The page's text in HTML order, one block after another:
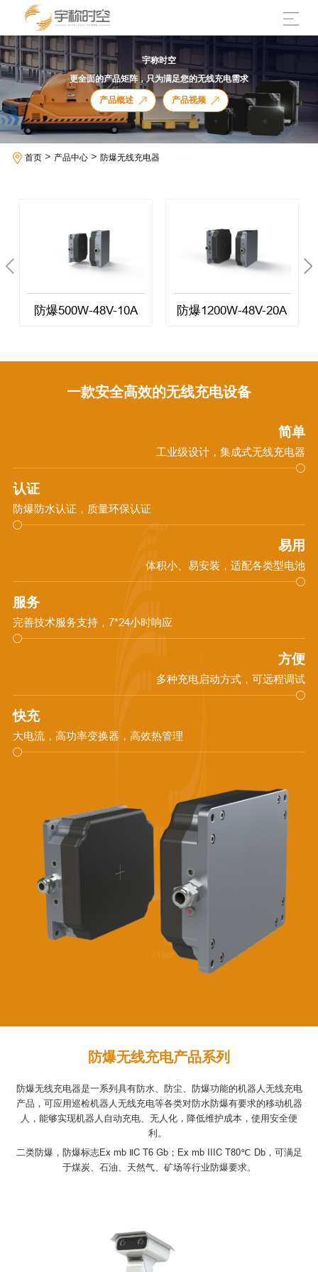
宇称时空
更全面的产品矩阵，只为满足您的无线充电需求
产品概述
产品视频
首页> 产品中心> 防爆无线充电器
防爆500W-48V-10A 防爆1200W-48V-20A
一款安全高效的无线充电设备
简单
工业级设计，集成式无线充电器
认证
防爆防水认证，质量环保认证
易用
体积小、易安装，适配各类型电池
服务
完善技术服务支持，7*24小时响应
方便
多种充电启动方式，可远程调试
快充
大电流，高功率变换器，高效热管理
防爆无线充电产品系列
防爆无线充电器是一系列具有防水、防尘、防爆功能的机器人无线充电
产品，可应用巡检机器人无线充电等各类对防水防爆有要求的移动机器
人，能够实现机器人自动充电、无人化，降低维护成本，使用安全便
利。
二类防爆，防爆标志Ex mb ⅡC T6 Gb；Ex mb IIIC T80℃ Db，可满足
于煤炭、石油、天然气、矿场等行业防爆要求。